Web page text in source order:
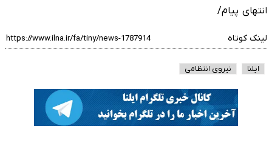
انتهای پیام/
لینک کوتاه
ایلنا نیروی انتظامی